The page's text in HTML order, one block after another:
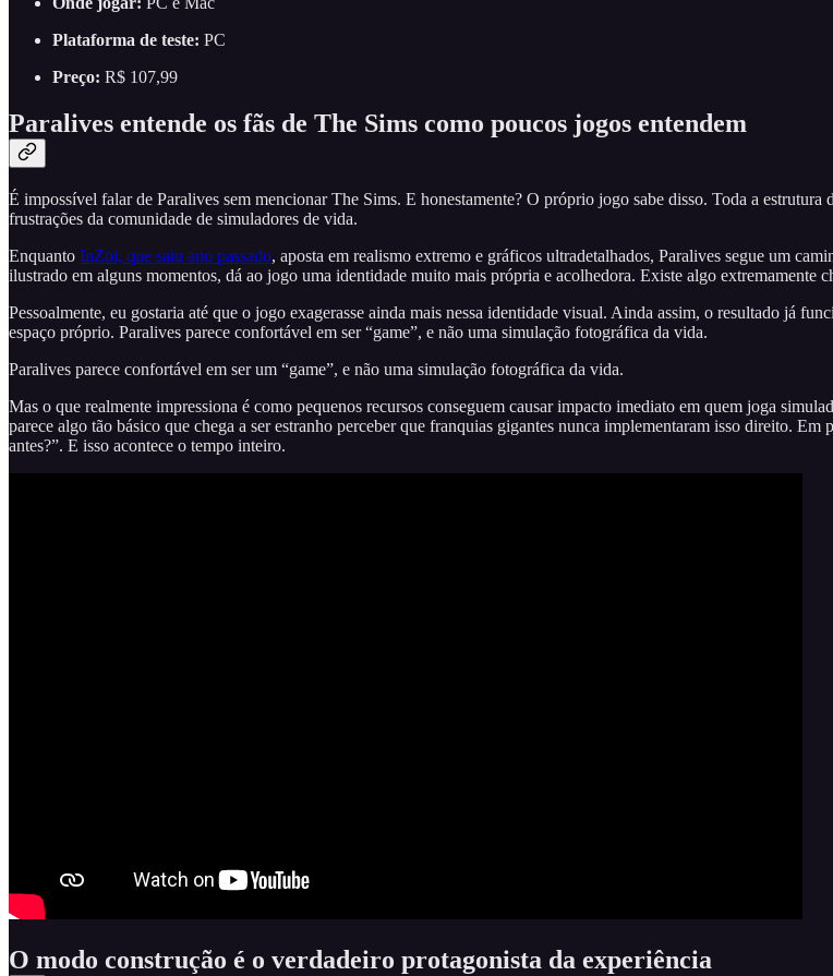
Plataforma de teste: PC
Preço: R$ 107,99
Paralives entende os fãs de The Sims como poucos jogos entendem
É impossível falar de Paralives sem mencionar The Sims. E honestamente? O próprio jogo sabe disso. Toda a
frustrações da comunidade de simuladores de vida.
Enquanto InZoi, que saiu ano passado, aposta em realismo extremo e gráficos ultradetalhados, Paralives segue um
ilustrado em alguns momentos, dá ao jogo uma identidade muito mais própria e acolhedora. Existe algo extremamente
Pessoalmente, eu gostaria até que o jogo exagerasse ainda mais nessa identidade visual. Ainda assim, o resultado já
espaço próprio. Paralives parece confortável em ser “game”, e não uma simulação fotográfica da vida.
Paralives parece confortável em ser um “game”, e não uma simulação fotográfica da vida.
Mas o que realmente impressiona é como pequenos recursos conseguem causar impacto imediato em quem joga
parece algo tão básico que chega a ser estranho perceber que franquias gigantes nunca implementaram isso direito.
antes?”. E isso acontece o tempo inteiro.
O modo construção é o verdadeiro protagonista da experiência